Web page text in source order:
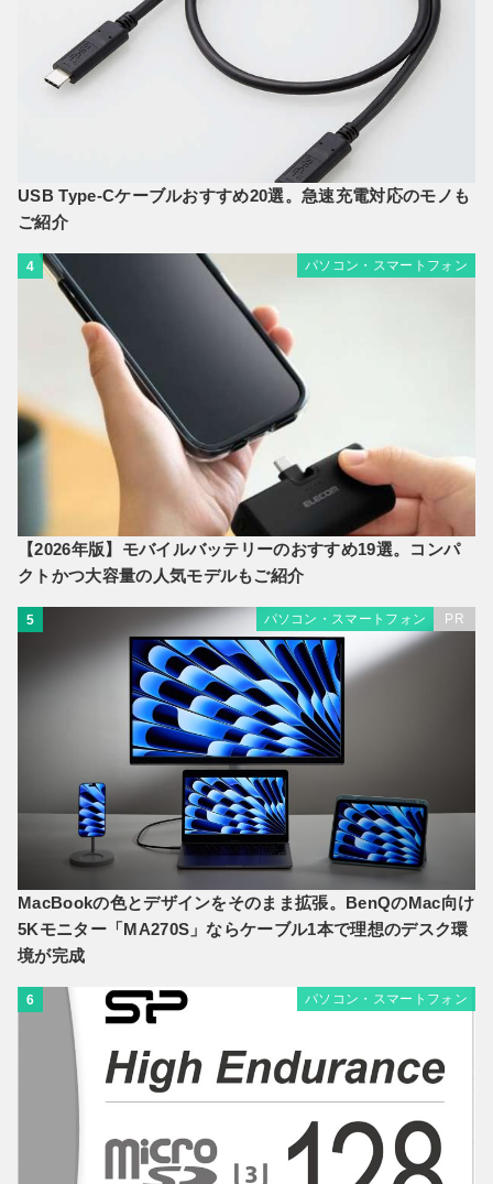
USB Type-Cケーブルおすすめ20選。急速充電対応のモノも
ご紹介
4 パソコン・スマートフォン
【2026年版】モバイルバッテリーのおすすめ19選。コンパ
クトかつ大容量の人気モデルもご紹介
5 パソコン・スマートフォン PR
MacBookの色とデザインをそのまま拡張。BenQのMac向け
5Kモニター「MA270S」ならケーブル1本で理想のデスク環
境が完成
6 パソコン・スマートフォン